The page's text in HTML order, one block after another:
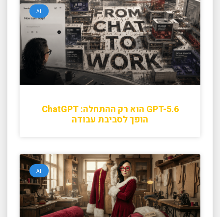
AI
GPT-5.6 הוא רק ההתחלה: ChatGPT
הופך לסביבת עבודה
AI